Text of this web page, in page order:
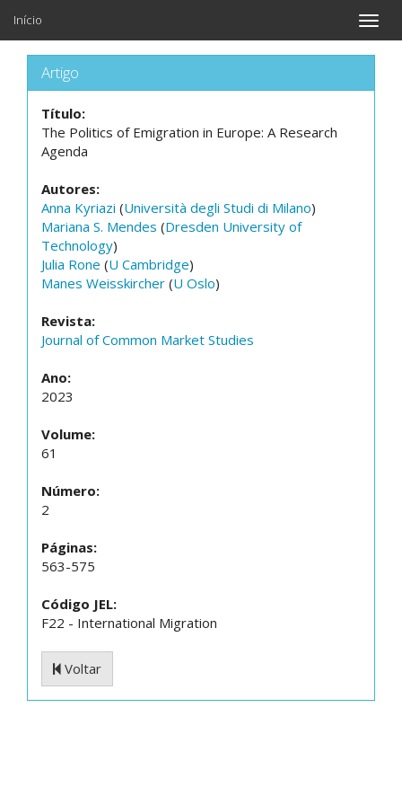
Toggle
Início
Artigo
Título:
The Politics of Emigration in Europe: A Research
Agenda
Autores:
Anna Kyriazi (Università degli Studi di Milano)
Mariana S. Mendes (Dresden University of
Technology)
Julia Rone (U Cambridge)
Manes Weisskircher (U Oslo)
Revista:
Journal of Common Market Studies
Ano:
2023
Volume:
61
Número:
2
Páginas:
563-575
Código JEL:
F22 - International Migration
Voltar